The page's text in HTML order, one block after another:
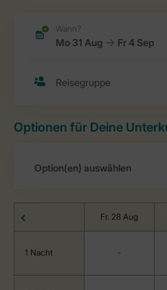
Optionen für Deine
Fr. 28 Aug
1 Nacht -